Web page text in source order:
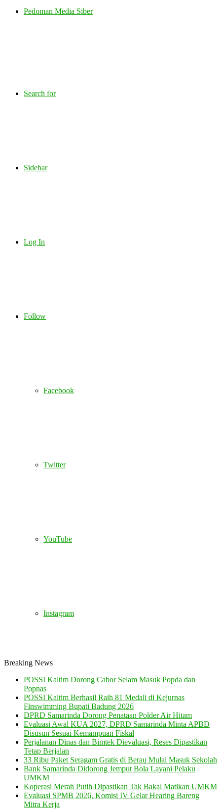
Pedoman Media Siber
Search for
Sidebar
Log In
Follow
Facebook
Twitter
YouTube
Instagram
Breaking News
POSSI Kaltim Dorong Cabor Selam Masuk Popda dan
Popnas
POSSI Kaltim Berhasil Raih 81 Medali di Kejurnas
Finswimming Bupati Badung 2026
DPRD Samarinda Dorong Penataan Polder Air Hitam
Evaluasi Awal KUA 2027, DPRD Samarinda Minta APBD
Disusun Sesuai Kemampuan Fiskal
Perjalanan Dinas dan Bimtek Dievaluasi, Reses Dipastikan
Tetap Berjalan
33 Ribu Paket Seragam Gratis di Berau Mulai Masuk Sekolah
Bank Samarinda Didorong Jemput Bola Layani Pelaku
UMKM
Koperasi Merah Putih Dipastikan Tak Bakal Matikan UMKM
Evaluasi SPMB 2026, Komisi IV Gelar Hearing Bareng
Mitra Kerja